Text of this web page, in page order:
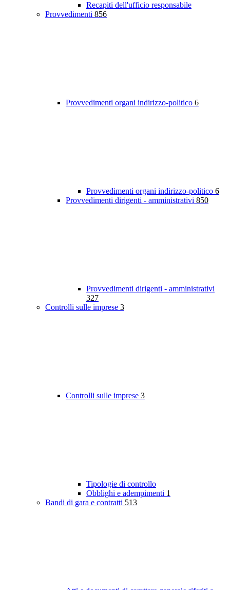
Recapiti dell'ufficio responsabile
Provvedimenti 856
Provvedimenti organi indirizzo-politico 6
Provvedimenti organi indirizzo-politico 6
Provvedimenti dirigenti - amministrativi 850
Provvedimenti dirigenti - amministrativi
327
Controlli sulle imprese 3
Controlli sulle imprese 3
Tipologie di controllo
Obblighi e adempimenti 1
Bandi di gara e contratti 513